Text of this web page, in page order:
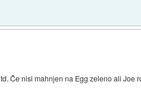
Če nisi mahnjen na Egg zeleno ali Joe